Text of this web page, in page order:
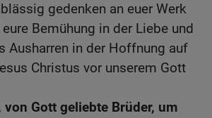
gedenken an euer Werk
Bemühung in der Liebe und
Ausharren in der Hoffnung auf
Christus vor unserem Gott
Gott geliebte Brüder, um